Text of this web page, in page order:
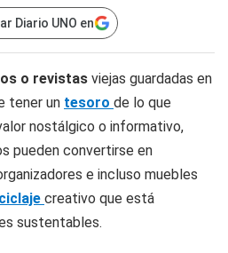
Diario UNO en
o revistas viejas guardadas en
tener un tesoro de lo que
nostálgico o informativo,
pueden convertirse en
e incluso muebles
creativo que está
sustentables.